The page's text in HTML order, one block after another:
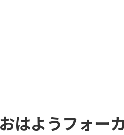
おはようフォー